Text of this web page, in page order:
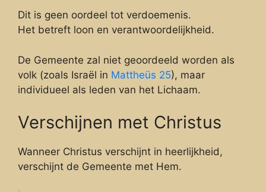
Dit is geen oordeel tot verdoemenis.
Het betreft loon en verantwoordelijkheid.
De Gemeente zal niet geoordeeld worden als
volk (zoals Israël in Mattheüs 25), maar
individueel als leden van het Lichaam.
Verschijnen met Christus
Wanneer Christus verschijnt in heerlijkheid,
verschijnt de Gemeente met Hem.